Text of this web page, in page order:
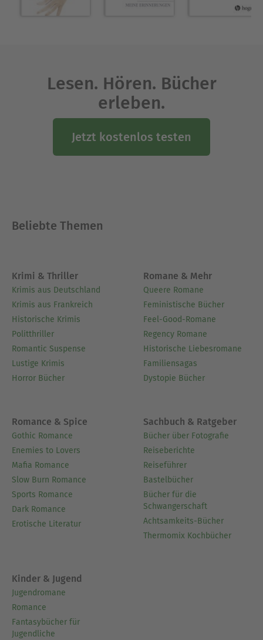
Lesen. Hören. Bücher
erleben.
Jetzt kostenlos testen
Beliebte Themen
Krimi & Thriller
Krimis aus Deutschland
Krimis aus Frankreich
Historische Krimis
Politthriller
Romantic Suspense
Lustige Krimis
Horror Bücher
Romane & Mehr
Queere Romane
Feministische Bücher
Feel-Good-Romane
Regency Romane
Historische Liebesromane
Familiensagas
Dystopie Bücher
Romance & Spice
Gothic Romance
Enemies to Lovers
Mafia Romance
Slow Burn Romance
Sports Romance
Dark Romance
Erotische Literatur
Sachbuch & Ratgeber
Bücher über Fotografie
Reiseberichte
Reiseführer
Bastelbücher
Bücher für die
Schwangerschaft
Achtsamkeits-Bücher
Thermomix Kochbücher
Kinder & Jugend
Jugendromane
Romance
Fantasybücher für
Jugendliche